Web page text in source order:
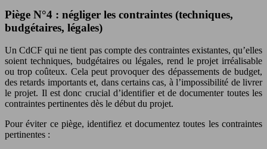
Piège N°4 : négliger les contraintes (techniques,
budgétaires, légales)
Un CdCF qui ne tient pas compte des contraintes existantes, qu’elles
soient techniques, budgétaires ou légales, rend le projet irréalisable
ou trop coûteux. Cela peut provoquer des dépassements de budget,
des retards importants et, dans certains cas, à l’impossibilité de livrer
le projet. Il est donc crucial d’identifier et de documenter toutes les
contraintes pertinentes dès le début du projet.
Pour éviter ce piège, identifiez et documentez toutes les contraintes
pertinentes :